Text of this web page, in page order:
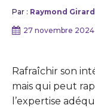
Par : Raymond Girard
27 novembre 2024
Rafraîchir son
mais qui peut
l’expertise